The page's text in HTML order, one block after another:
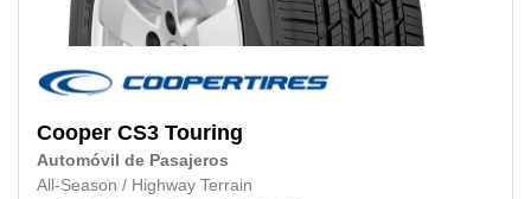
Cooper CS3 Touring
Automóvil de Pasajeros
All-Season / Highway Terrain